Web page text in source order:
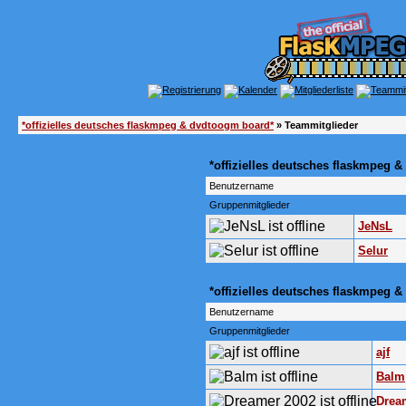
*offizielles deutsches flaskmpeg & dvdtoogm board*» Teammitglieder
*offizielles deutsches flaskmpeg
Benutzername
Gruppenmitglieder
JeNsL
Selur
*offizielles deutsches flaskmpeg
Benutzername
Gruppenmitglieder
ajf
Balm